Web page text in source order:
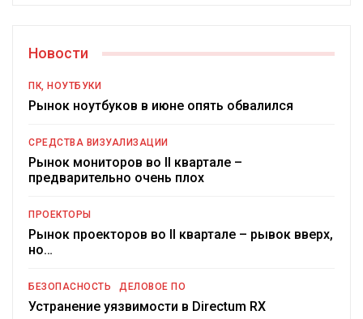
Новости
ПК, НОУТБУКИ
Рынок ноутбуков в июне опять обвалился
СРЕДСТВА ВИЗУАЛИЗАЦИИ
Рынок мониторов во II квартале –
предварительно очень плох
ПРОЕКТОРЫ
Рынок проекторов во II квартале – рывок вверх,
но…
БЕЗОПАСНОСТЬ ДЕЛОВОЕ ПО
Устранение уязвимости в Directum RX